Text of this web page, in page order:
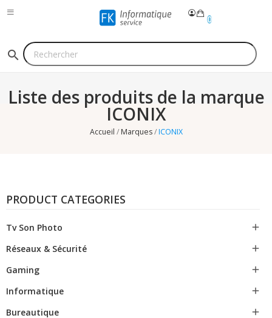
0
search
Liste des produits de la marque
ICONIX
Accueil Marques ICONIX
PRODUCT CATEGORIES
Tv Son Photo 
Réseaux & Sécurité 
Gaming 
Informatique 
Bureautique 